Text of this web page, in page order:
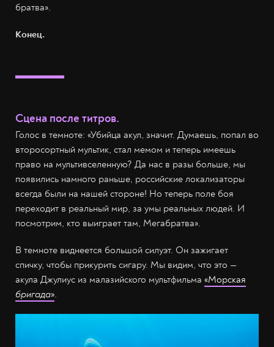
братва».
Конец.
Сцена после титров.
Голос в темноте: «Убийца акул, значит. Думаешь, попал во
второсортный мультик, стал мемом и теперь имеешь
право на мультивселенную? Да нас в разы больше, мы
появились намного раньше, российские локализаторы
всегда были на нашей стороне! Но теперь поле боя
переходит в реальный мир, за умы реальных людей. И
посмотрим, кто выиграет там, Мегабратва».
В темноте виднеется большой силуэт. Он зажигает
спичку, чтобы прикурить сигару. Мы видим, что это —
акула Джулиус из малазийского мультфильма «Морская
бригада».